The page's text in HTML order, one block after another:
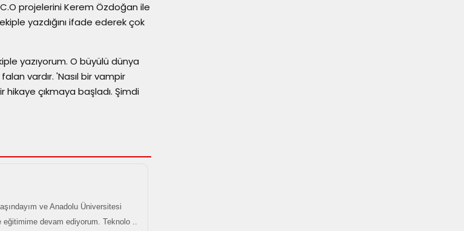
projelerini Kerem Özdoğan ile
yazdığını ifade ederek çok
yazıyorum. O büyülü dünya
vardır. 'Nasıl bir vampir
çıkmaya başladı. Şimdi
ve Anadolu Üniversitesi
eğitimime devam ediyorum. Teknolo ..